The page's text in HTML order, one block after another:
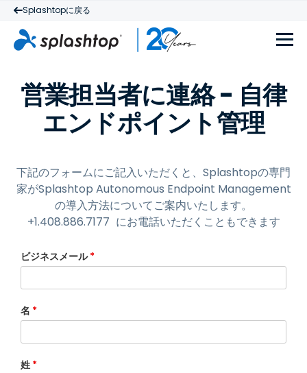
Splashtopに戻る
営業担当者に連絡 - 自律
エンドポイント管理
下記のフォームにご記入いただくと、Splashtopの専門
家がSplashtop Autonomous Endpoint Management
の導入方法についてご案内いたします。
+1.408.886.7177 にお電話いただくこともできます
ビジネスメール *
名 *
姓 *